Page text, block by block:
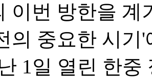
이번 방한을 계
의 중요한 시기
1일 열린 한